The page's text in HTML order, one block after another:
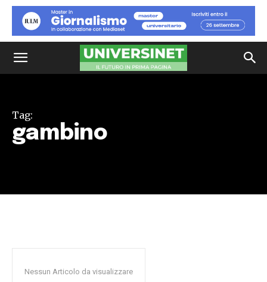
Tag:
gambino
Nessun Articolo da visualizzare